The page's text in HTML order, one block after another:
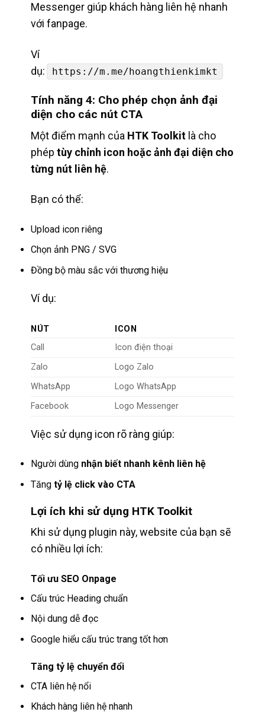
Messenger giúp khách hàng liên hệ nhanh
với fanpage.
Ví
dụ:
https://m.me/hoangthienkimkt
Tính năng 4: Cho phép chọn ảnh đại
diện cho các nút CTA
Một điểm mạnh của HTK Toolkitlà cho
phép tùy chỉnh icon hoặc ảnh đại diện cho
từng nút liên hệ.
Bạn có thể:
Upload icon riêng
Chọn ảnh PNG / SVG
Đồng bộ màu sắc với thương hiệu
Ví dụ:
NÚT
ICON
Call
Icon điện thoại
Zalo
Logo Zalo
WhatsApp
Logo WhatsApp
Facebook
Logo Messenger
Việc sử dụng icon rõ ràng giúp:
Người dùng nhận biết nhanh kênh liên hệ
Tăng tỷ lệ click vào CTA
Lợi ích khi sử dụng HTK Toolkit
Khi sử dụng plugin này, website của bạn sẽ
có nhiều lợi ích:
Tối ưu SEO Onpage
Cấu trúc Heading chuẩn
Nội dung dễ đọc
Google hiểu cấu trúc trang tốt hơn
Tăng tỷ lệ chuyển đổi
CTA liên hệ nổi
Khách hàng liên hệ nhanh